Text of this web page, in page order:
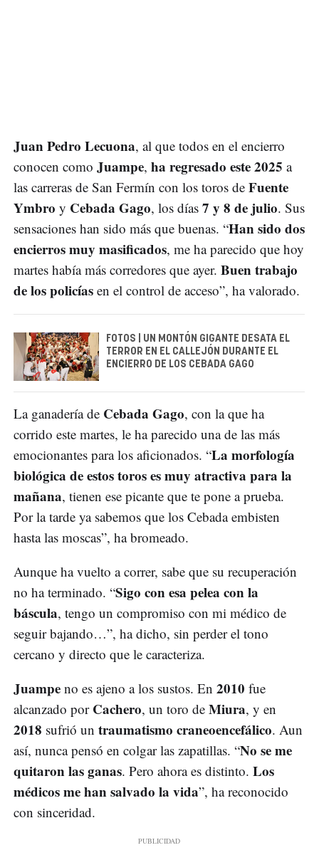
Juan Pedro Lecuona, al que todos en el encierro
conocen como Juampe, ha regresado este 2025 a
las carreras de San Fermín con los toros de Fuente
Ymbro y Cebada Gago, los días 7 y 8 de julio. Sus
sensaciones han sido más que buenas. “Han sido dos
encierros muy masificados, me ha parecido que hoy
martes había más corredores que ayer. Buen trabajo
de los policías en el control de acceso”, ha valorado.
FOTOS | UN MONTÓN GIGANTE DESATA EL
TERROR EN EL CALLEJÓN DURANTE EL
ENCIERRO DE LOS CEBADA GAGO
La ganadería de Cebada Gago, con la que ha
corrido este martes, le ha parecido una de las más
emocionantes para los aficionados. “La morfología
biológica de estos toros es muy atractiva para la
mañana, tienen ese picante que te pone a prueba.
Por la tarde ya sabemos que los Cebada embisten
hasta las moscas”, ha bromeado.
Aunque ha vuelto a correr, sabe que su recuperación
no ha terminado. “Sigo con esa pelea con la
báscula, tengo un compromiso con mi médico de
seguir bajando…”, ha dicho, sin perder el tono
cercano y directo que le caracteriza.
Juampe no es ajeno a los sustos. En 2010 fue
alcanzado por Cachero, un toro de Miura, y en
2018 sufrió un traumatismo craneoencefálico. Aun
así, nunca pensó en colgar las zapatillas. “No se me
quitaron las ganas. Pero ahora es distinto. Los
médicos me han salvado la vida”, ha reconocido
con sinceridad.